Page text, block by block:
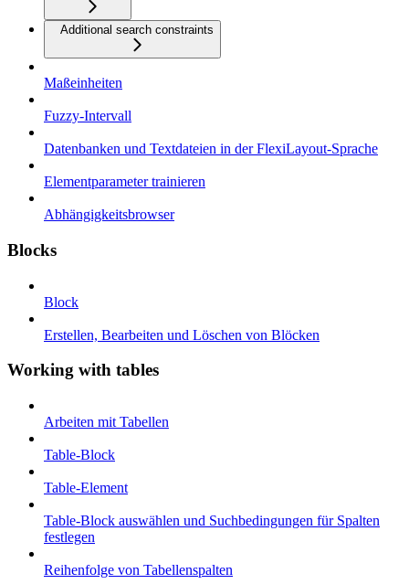
Additional search constraints
Maßeinheiten
Fuzzy-Intervall
Datenbanken und Textdateien in der FlexiLayout-Sprache
Elementparameter trainieren
Abhängigkeitsbrowser
Blocks
Block
Erstellen, Bearbeiten und Löschen von Blöcken
Working with tables
Arbeiten mit Tabellen
Table-Block
Table-Element
Table-Block auswählen und Suchbedingungen für Spalten
festlegen
Reihenfolge von Tabellenspalten